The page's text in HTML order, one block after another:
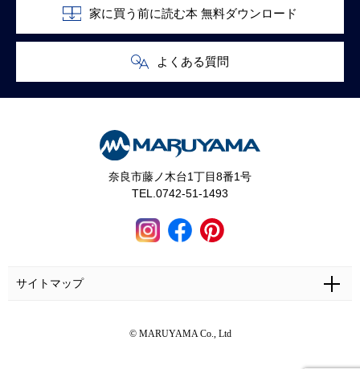
家に買う前に読む本 無料ダウンロード
よくある質問
奈良市藤ノ木台1丁目8番1号
TEL.0742-51-1493
サイトマップ
© MARUYAMA Co., Ltd